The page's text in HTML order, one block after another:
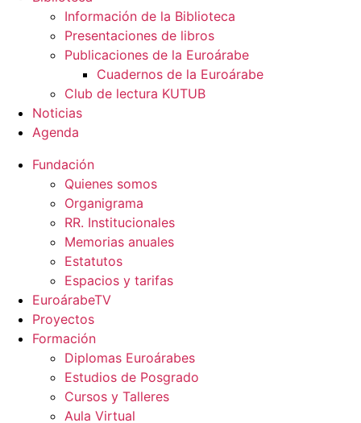
Información de la Biblioteca
Presentaciones de libros
Publicaciones de la Euroárabe
Cuadernos de la Euroárabe
Club de lectura KUTUB
Noticias
Agenda
Fundación
Quienes somos
Organigrama
RR. Institucionales
Memorias anuales
Estatutos
Espacios y tarifas
EuroárabeTV
Proyectos
Formación
Diplomas Euroárabes
Estudios de Posgrado
Cursos y Talleres
Aula Virtual